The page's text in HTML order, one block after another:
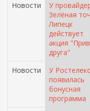
Новости
У
Зелёная
Липецк
действует
акция
друга"
Новости
У
появилась
бонусная
программа